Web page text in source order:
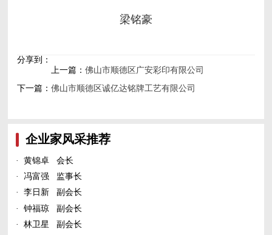
梁铭豪
分享到：
上一篇： 佛山市顺德区广安彩印有限公司
下一篇： 佛山市顺德区诚亿达铭牌工艺有限公司
企业家风采推荐
·
黄锦卓 会长
·
冯富强 监事长
·
李日新 副会长
·
钟福琼 副会长
·
林卫星 副会长